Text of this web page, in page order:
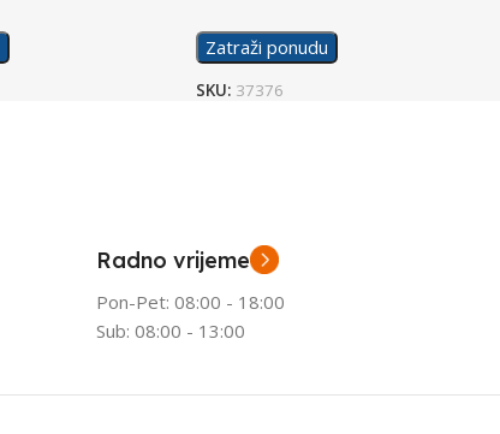
Zatraži ponudu
SKU: 37376
Radno vrijeme
Pon-Pet: 08:00 - 18:00
Sub: 08:00 - 13:00